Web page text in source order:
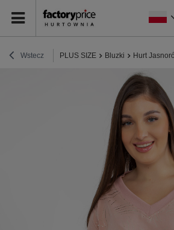
Wstecz PLUS SIZE Bluzki Hurt